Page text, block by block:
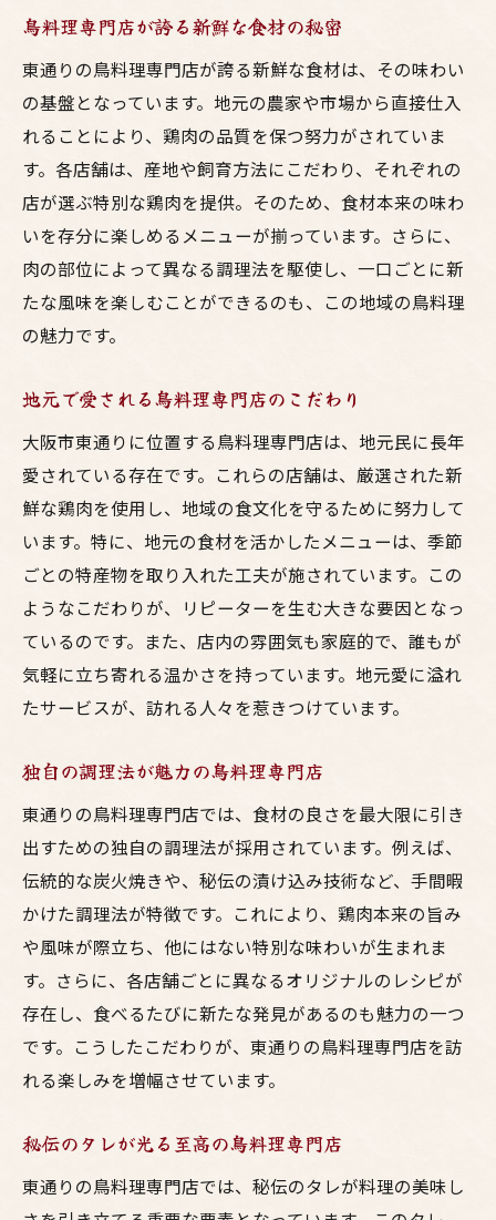
東通りの鳥料理専門店の特製タレ
オリジナルレシピで作る絶品鳥料理
調理法にこだわった鳥料理の魅力
美食家たちに愛される東通りの鳥料理専門店
常連客が絶賛する鳥料理の魅力
美食家に人気の秘密とは
通を唸らせるこだわりの鳥料理
美食家が集う鳥料理専門店の評判
東通りの鳥料理専門店の口コミ
東通りの鳥料理専門店で楽しむ新鮮な鶏肉の美
味しさ
新鮮な鶏肉が楽しめる東通りの店
東通りで味わう新鮮鶏肉の逸品
鶏肉の鮮度が決め手の料理とは
新鮮な鶏肉を使ったおすすめ料理
鳥料理専門店が提供する新鮮鶏肉の魅力
新鮮な鶏肉で作る季節の料理の紹介
東通りの隠れた名店が提供する至高の鳥料理
知る人ぞ知る鳥料理の名店
地元民が通う隠れた鳥料理専門店
隠れた名店の特別メニュー
隠れ家的な鳥料理専門店の紹介
東通りで見つけた隠れた名店
大阪市東通りの鳥料理専門店の秘められた魅力
地元の人々が愛する隠れた魅力
東通りの鳥料理専門店の歴史
地元に根付く鳥料理専門店の魅力
東通りの食文化を支える専門店
地元の魅力を発信する鳥料理専門店
鳥料理専門店が誇る新鮮な食材の秘密
東通りの鳥料理専門店が誇る新鮮な食材は、その味わい
の基盤となっています。地元の農家や市場から直接仕入
れることにより、鶏肉の品質を保つ努力がされていま
す。各店舗は、産地や飼育方法にこだわり、それぞれの
店が選ぶ特別な鶏肉を提供。そのため、食材本来の味わ
いを存分に楽しめるメニューが揃っています。さらに、
肉の部位によって異なる調理法を駆使し、一口ごとに新
たな風味を楽しむことができるのも、この地域の鳥料理
の魅力です。
地元で愛される鳥料理専門店のこだわり
大阪市東通りに位置する鳥料理専門店は、地元民に長年
愛されている存在です。これらの店舗は、厳選された新
鮮な鶏肉を使用し、地域の食文化を守るために努力して
います。特に、地元の食材を活かしたメニューは、季節
ごとの特産物を取り入れた工夫が施されています。この
ようなこだわりが、リピーターを生む大きな要因となっ
ているのです。また、店内の雰囲気も家庭的で、誰もが
気軽に立ち寄れる温かさを持っています。地元愛に溢れ
たサービスが、訪れる人々を惹きつけています。
独自の調理法が魅力の鳥料理専門店
東通りの鳥料理専門店では、食材の良さを最大限に引き
出すための独自の調理法が採用されています。例えば、
伝統的な炭火焼きや、秘伝の漬け込み技術など、手間暇
かけた調理法が特徴です。これにより、鶏肉本来の旨み
や風味が際立ち、他にはない特別な味わいが生まれま
す。さらに、各店舗ごとに異なるオリジナルのレシピが
存在し、食べるたびに新たな発見があるのも魅力の一つ
です。こうしたこだわりが、東通りの鳥料理専門店を訪
れる楽しみを増幅させています。
秘伝のタレが光る至高の鳥料理専門店
東通りの鳥料理専門店では、秘伝のタレが料理の美味し